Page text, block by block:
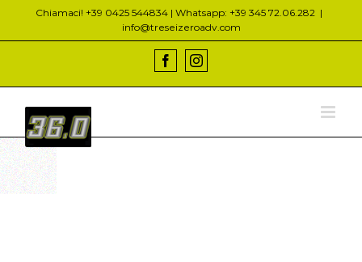
contenuto
Chiamaci! +39 0425 544834 | Whatsapp: +39 345 72.06.282 |
info@treseizeroadv.com
FacebookInstagram